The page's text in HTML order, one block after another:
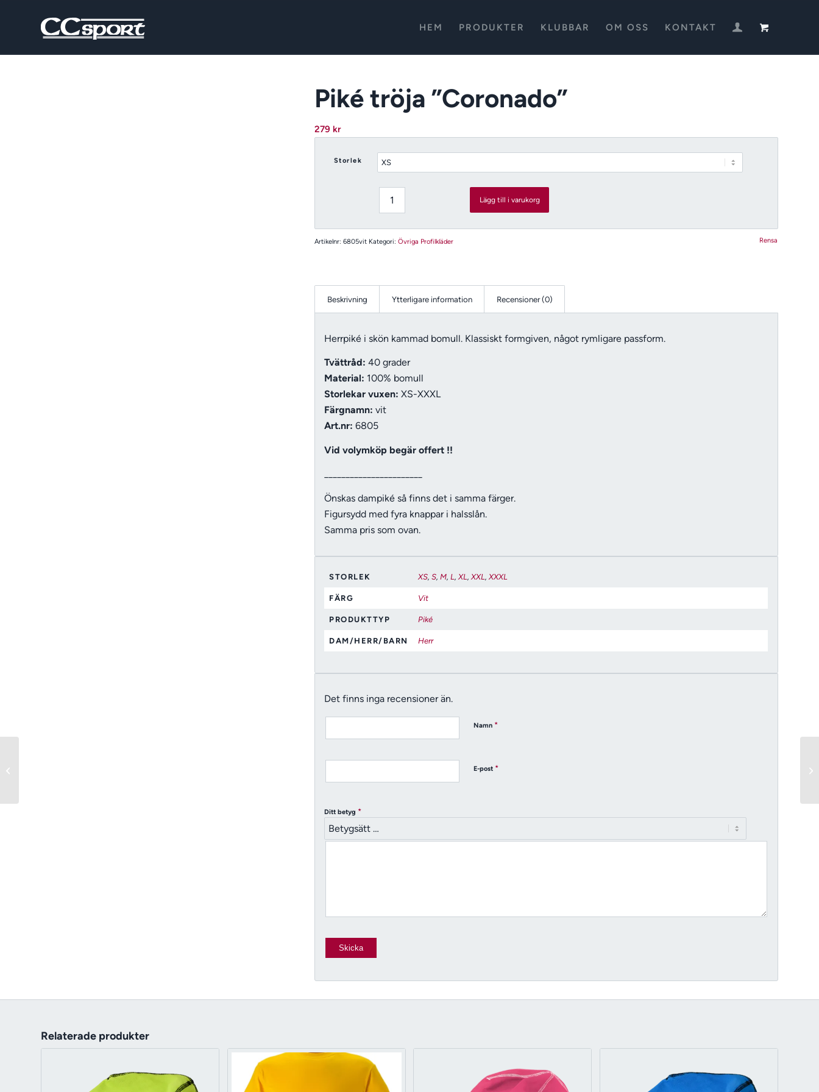
HEM PRODUKTER KLUBBAR OM OSS KONTAKT
Piké tröja ”Coronado”
279 kr
Storlek
Rensa
Lägg till i varukorg
Artikelnr:6805vit Kategori:Övriga Profilkläder
Beskrivning Ytterligare information Recensioner (0)
Herrpiké i skön kammad bomull. Klassiskt formgiven, något rymligare passform.
Tvättråd: 40 grader
Material: 100% bomull
Storlekar vuxen: XS-XXXL
Färgnamn: vit
Art.nr: 6805
Vid volymköp begär offert !!
Önskas dampiké så finns det i samma färger.
Figursydd med fyra knappar i halsslån.
Samma pris som ovan.
STORLEK XS,S, M, L ,XL ,XXL ,XXXL
FÄRG Vit
PRODUKTTYP Piké
DAM/HERR/BARN Herr
Det finns inga recensioner än.
Namn *
E-post *
Ditt betyg *
Relaterade produkter